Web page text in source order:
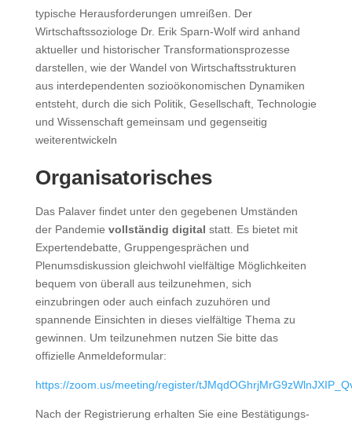
typische Herausforderungen umreißen. Der
Wirtschaftssoziologe Dr. Erik Sparn-Wolf wird anhand
aktueller und historischer Transformationsprozesse
darstellen, wie der Wandel von Wirtschaftsstrukturen
aus interdependenten sozioökonomischen Dynamiken
entsteht, durch die sich Politik, Gesellschaft, Technologie
und Wissenschaft gemeinsam und gegenseitig
weiterentwickeln
Organisatorisches
Das Palaver findet unter den gegebenen Umständen
der Pandemie vollständig digital statt. Es bietet mit
Expertendebatte, Gruppengesprächen und
Plenumsdiskussion gleichwohl vielfältige Möglichkeiten
bequem von überall aus teilzunehmen, sich
einzubringen oder auch einfach zuzuhören und
spannende Einsichten in dieses vielfältige Thema zu
gewinnen. Um teilzunehmen nutzen Sie bitte das
offizielle Anmeldeformular:
https://zoom.us/meeting/register/
Nach der Registrierung erhalten Sie eine Bestätigungs-